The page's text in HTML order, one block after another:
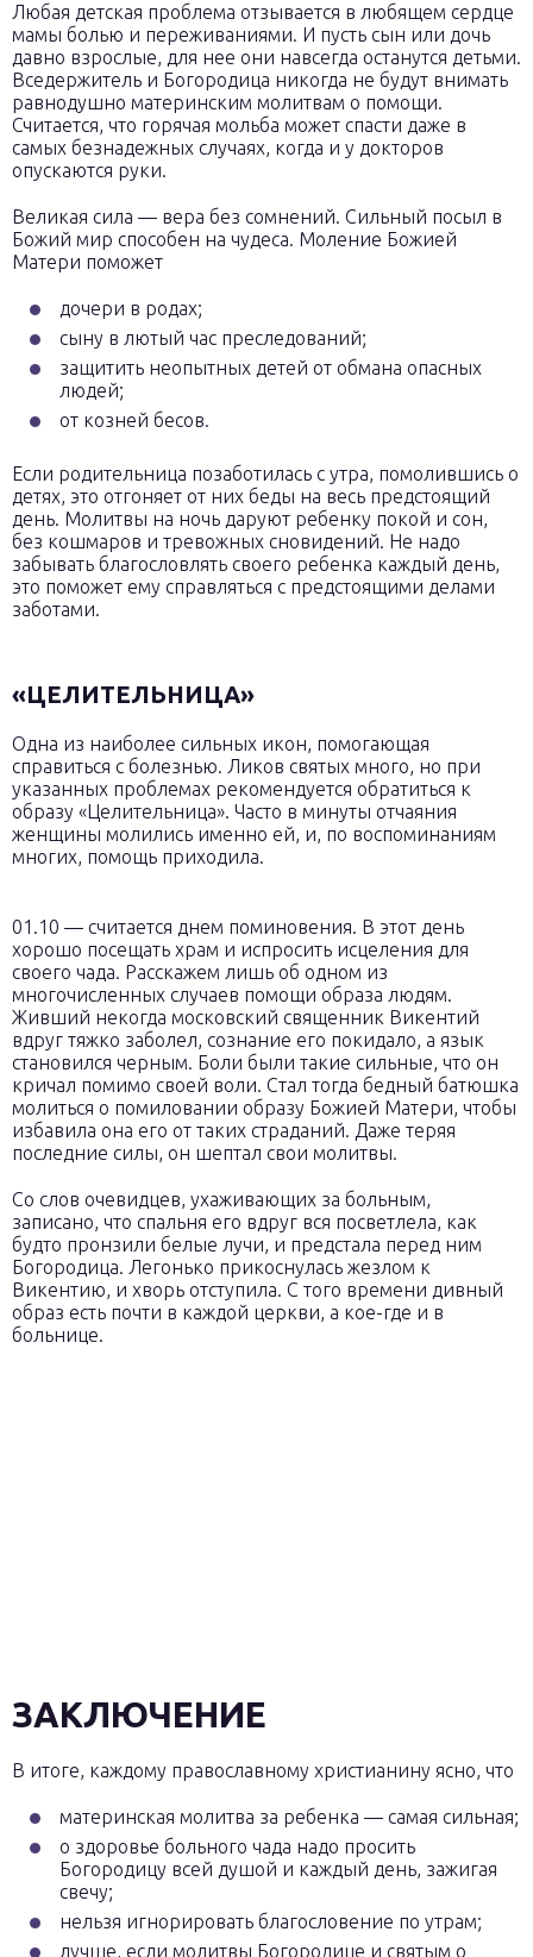
Любая детская проблема отзывается в любящем сердце
мамы болью и переживаниями. И пусть сын или дочь
давно взрослые, для нее они навсегда останутся детьми.
Вседержитель и Богородица никогда не будут внимать
равнодушно материнским молитвам о помощи.
Считается, что горячая мольба может спасти даже в
самых безнадежных случаях, когда и у докторов
опускаются руки.
Великая сила — вера без сомнений. Сильный посыл в
Божий мир способен на чудеса. Моление Божией
Матери поможет
дочери в родах;
сыну в лютый час преследований;
защитить неопытных детей от обмана опасных
людей;
от козней бесов.
Если родительница позаботилась с утра, помолившись о
детях, это отгоняет от них беды на весь предстоящий
день. Молитвы на ночь даруют ребенку покой и сон,
без кошмаров и тревожных сновидений. Не надо
забывать благословлять своего ребенка каждый день,
это поможет ему справляться с предстоящими делами
заботами.
«ЦЕЛИТЕЛЬНИЦА»
Одна из наиболее сильных икон, помогающая
справиться с болезнью. Ликов святых много, но при
указанных проблемах рекомендуется обратиться к
образу «Целительница». Часто в минуты отчаяния
женщины молились именно ей, и, по воспоминаниям
многих, помощь приходила.
01.10 — считается днем поминовения. В этот день
хорошо посещать храм и испросить исцеления для
своего чада. Расскажем лишь об одном из
многочисленных случаев помощи образа людям.
Живший некогда московский священник Викентий
вдруг тяжко заболел, сознание его покидало, а язык
становился черным. Боли были такие сильные, что он
кричал помимо своей воли. Стал тогда бедный батюшка
молиться о помиловании образу Божией Матери, чтобы
избавила она его от таких страданий. Даже теряя
последние силы, он шептал свои молитвы.
Со слов очевидцев, ухаживающих за больным,
записано, что спальня его вдруг вся посветлела, как
будто пронзили белые лучи, и предстала перед ним
Богородица. Легонько прикоснулась жезлом к
Викентию, и хворь отступила. С того времени дивный
образ есть почти в каждой церкви, а кое-где и в
больнице.
ЗАКЛЮЧЕНИЕ
В итоге, каждому православному христианину ясно, что
материнская молитва за ребенка — самая сильная;
о здоровье больного чада надо просить
Богородицу всей душой и каждый день, зажигая
свечу;
нельзя игнорировать благословение по утрам;
лучше, если молитвы Богородице и святым о